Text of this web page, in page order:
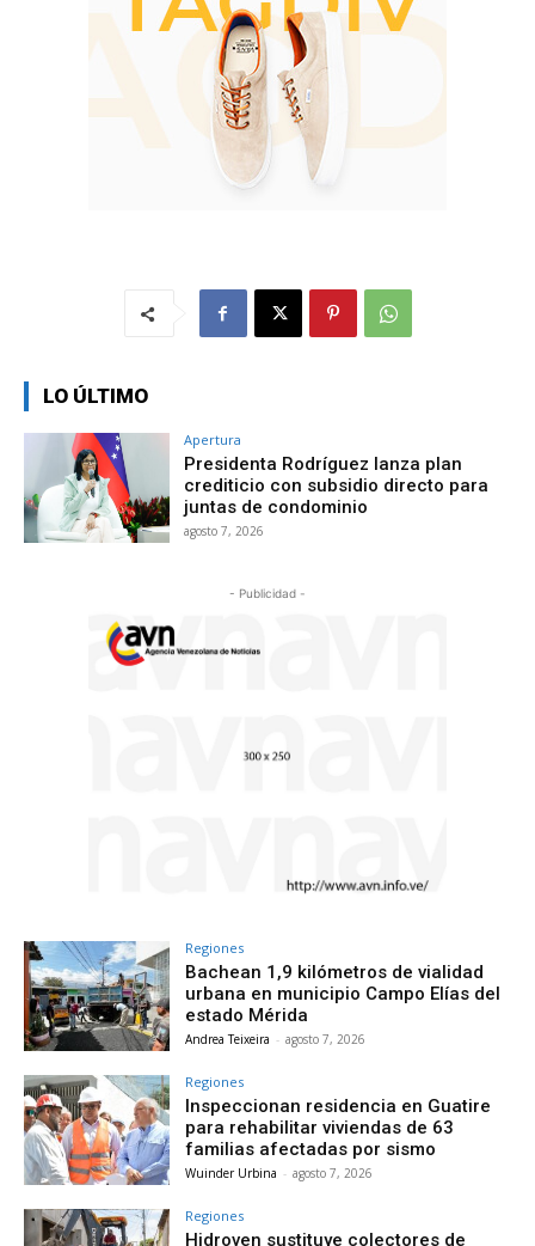
LO ÚLTIMO
Apertura
Presidenta Rodríguez lanza plan
crediticio con subsidio directo para
juntas de condominio
agosto 7, 2026
- Publicidad -
Regiones
Bachean 1,9 kilómetros de vialidad
urbana en municipio Campo Elías del
estado Mérida
Andrea Teixeira - agosto 7, 2026
Regiones
Inspeccionan residencia en Guatire
para rehabilitar viviendas de 63
familias afectadas por sismo
Wuinder Urbina - agosto 7, 2026
Regiones
Hidroven sustituye colectores de